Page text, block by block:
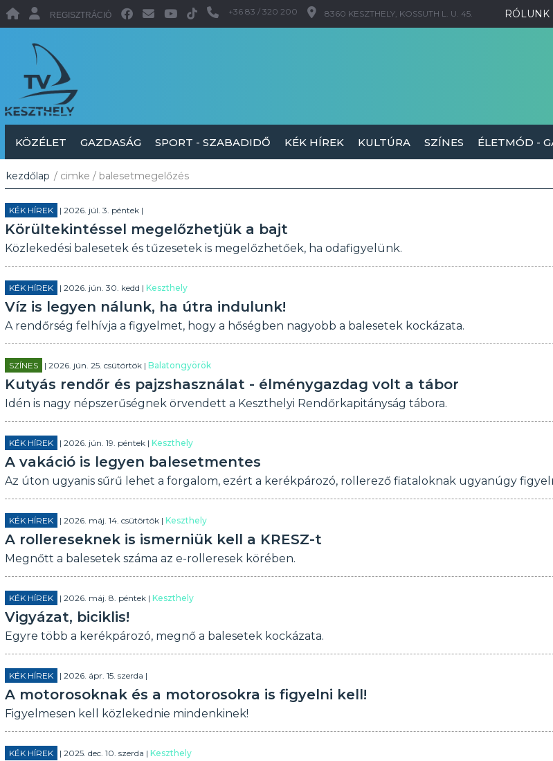
RÓLUNK
REGISZTRÁCIÓ +36 83 / 320 200 8360 KESZTHELY, KOSSUTH L. U. 45.
KÖZÉLET GAZDASÁG SPORT - SZABADIDŐ KÉK HÍREK KULTÚRA SZÍNES ÉLETMÓD -
kezdőlap / cimke / balesetmegelőzés
KÉK HÍREK | 2026. júl. 3. péntek |
Körültekintéssel megelőzhetjük a bajt
Közlekedési balesetek és tűzesetek is megelőzhetőek, ha odafigyelünk.
KÉK HÍREK | 2026. jún. 30. kedd | Keszthely
Víz is legyen nálunk, ha útra indulunk!
A rendőrség felhívja a figyelmet, hogy a hőségben nagyobb a balesetek kockázata.
SZÍNES | 2026. jún. 25. csütörtök | Balatongyörök
Kutyás rendőr és pajzshasználat - élménygazdag volt a tábor
Idén is nagy népszerűségnek örvendett a Keszthelyi Rendőrkapitányság tábora.
KÉK HÍREK | 2026. jún. 19. péntek | Keszthely
A vakáció is legyen balesetmentes
Az úton ugyanis sűrű lehet a forgalom, ezért a kerékpározó, rollerező fiataloknak ugyanúgy
KÉK HÍREK | 2026. máj. 14. csütörtök | Keszthely
A rollereseknek is ismerniük kell a KRESZ-t
Megnőtt a balesetek száma az e-rolleresek körében.
KÉK HÍREK | 2026. máj. 8. péntek | Keszthely
Vigyázat, biciklis!
Egyre több a kerékpározó, megnő a balesetek kockázata.
KÉK HÍREK | 2026. ápr. 15. szerda |
A motorosoknak és a motorosokra is figyelni kell!
Figyelmesen kell közlekednie mindenkinek!
KÉK HÍREK | 2025. dec. 10. szerda | Keszthely